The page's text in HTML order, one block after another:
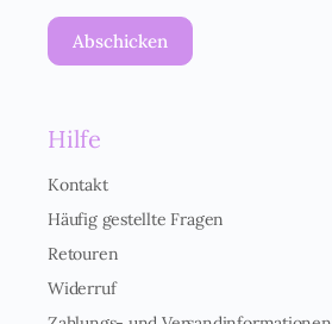
O
E
v
r
t
ä
d
n
Abschicken
Hilfe
Kontakt
Häufig gestellte Fragen
Retouren
Widerruf